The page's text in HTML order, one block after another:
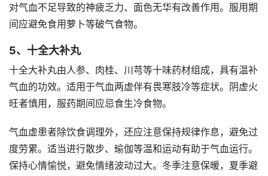
对气血不足导致的神疲乏力、面色无华有改善作用。服用期
间应避免食用萝卜等破气食物。
5、十全大补丸
十全大补丸由人参、肉桂、川芎等十味药材组成，具有温补
气血的功效。适用于气血两虚伴有畏寒肢冷等症状。阴虚火
旺者慎用，服药期间应忌食生冷食物。
气血虚患者除饮食调理外，还应注意保持规律作息，避免过
度劳累。适当进行散步、瑜伽等温和运动有助于气血运行。
保持心情愉悦，避免情绪波动过大。冬季注意保暖，夏季避